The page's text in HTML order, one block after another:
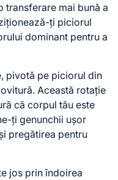
transferare mai bună a
ți piciorul
dominant pentru a
pivotă pe piciorul din
Această rotație
că corpul tău este
ți genunchii ușor
pregătirea pentru
jos prin îndoirea